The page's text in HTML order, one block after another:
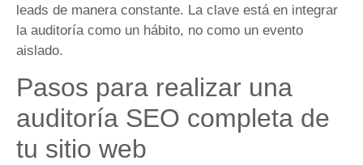
leads de manera constante. La clave está en integrar
la auditoría como un hábito, no como un evento
aislado.
Pasos para realizar una
auditoría SEO completa de
tu sitio web